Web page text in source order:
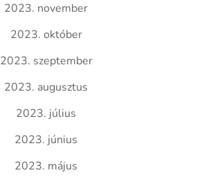
2023. november
2023. október
2023. szeptember
2023. augusztus
2023. július
2023. június
2023. május